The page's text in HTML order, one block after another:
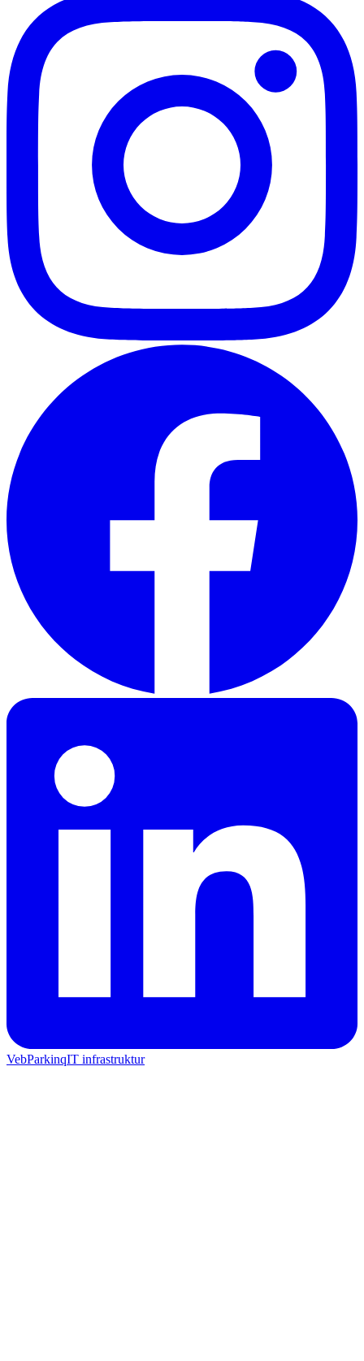
VebParkinqIT infrastruktur